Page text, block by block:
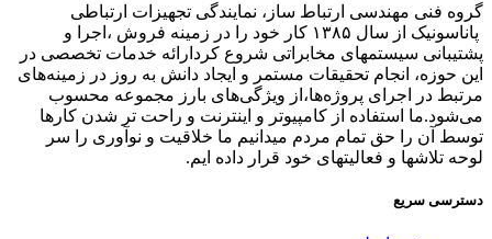
گروه فنی مهندسی ارتباط ساز، نمایندگی تجهیزات ارتباطی
پاناسونیک از سال ۱۳۸۵ کار خود را در زمینه فروش ،اجرا و
پشتیبانی سیستمهای مخابراتی شروع کردارائه خدمات تخصصی در
این حوزه، انجام تحقیقات مستمر و ایجاد دانش به‌ روز در زمینه‌های
مرتبط در اجرای پروژه‌ها،از ویژگی‌های بارز مجموعه محسوب
می‌شود.ما استفاده از کامپیوتر و اینترنت و راحت تر شدن کارها
توسط آن را حق تمام مردم میدانیم ما خلاقیت و نوآوری را سر
لوحه تلاشها و فعالیتهای خود قرار داده ایم.
دسترسی سریع